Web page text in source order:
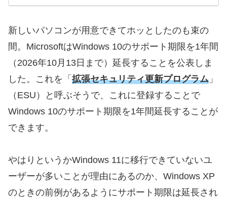
新しいパソコンが用意できてホッとしたのも束の
間。MicrosoftはWindows 10のサポート期限を1年間
（2026年10月13日まで）延長することを公表しま
した。これを「 拡張セキュリティ更新プログラム 」
（ESU）と呼ぶそうで、これに登録することで
Windows 10のサポート期限を1年間延長することが
できます。
やはりというかWindows 11に移行できていないユ
ーザーが多いことが理由にあるのか、Windows XP
のときの前例があるようにサポート期限は延長され